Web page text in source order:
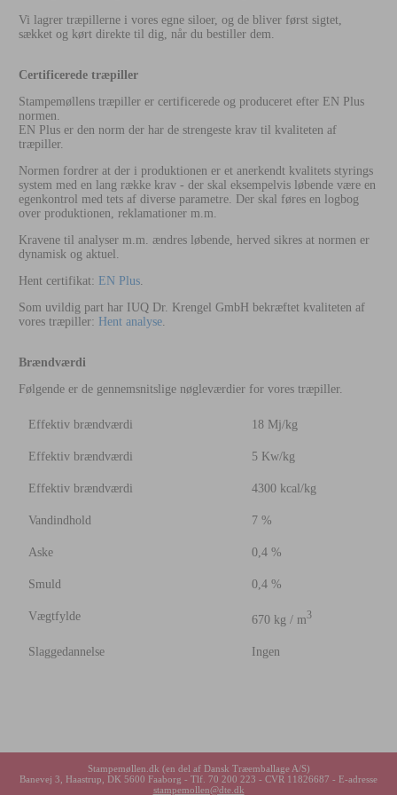
Vi lagrer træpillerne i vores egne siloer, og de bliver først sigtet,
sækket og kørt direkte til dig, når du bestiller dem.
Certificerede træpiller
Stampemøllens træpiller er certificerede og produceret efter EN Plus
normen.
EN Plus er den norm der har de strengeste krav til kvaliteten af
træpiller.
Normen fordrer at der i produktionen er et anerkendt kvalitets styrings
system med en lang række krav - der skal eksempelvis løbende være en
egenkontrol med tets af diverse parametre. Der skal føres en logbog
over produktionen, reklamationer m.m.
Kravene til analyser m.m. ændres løbende, herved sikres at normen er
dynamisk og aktuel.
Hent certifikat: EN Plus
Som uvildig part har IUQ Dr. Krengel GmbH bekræftet kvaliteten af
vores træpiller: Hent analyse
Brændværdi
Følgende er de gennemsnitslige nøgleværdier for vores træpiller.
Effektiv brændværdi 18 Mj/kg
Effektiv brændværdi 5 Kw/kg
Effektiv brændværdi 4300 kcal/kg
Vandindhold 7 %
Aske 0,4 %
Smuld 0,4 %
Vægtfylde 670 kg / m3
Slaggedannelse Ingen
Stampemøllen.dk (en del af Dansk Træemballage A/S)
Banevej 3, Haastrup, DK 5600 Faaborg - Tlf. 70 200 223 - CVR 11826687 - E-adresse
stampemollen@dte.dk